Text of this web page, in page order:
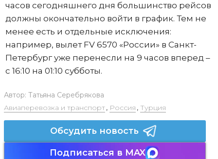
часов сегодняшнего дня большинство рейсов
должны окончательно войти в график. Тем не
менее есть и отдельные исключения:
например, вылет FV 6570 «России» в Санкт-
Петербург уже перенесли на 9 часов вперед –
с 16:10 на 01:10 субботы.
Автор: Татьяна Серебрякова
Авиаперевозка и транспорт, Россия , Турция
Обсудить новость
Подписаться в MAX